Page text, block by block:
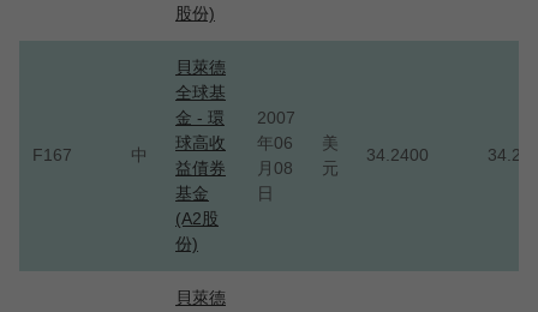
股份)
F167 中
貝萊德
全球基
金 - 環
球高收
益債券
基金
(A2股
份)
2007
年06
月08
日
美
元
34.2400
貝萊德